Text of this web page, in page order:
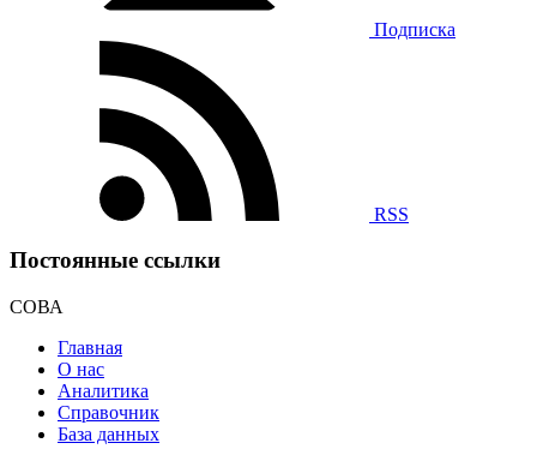
Подписка
RSS
Постоянные ссылки
СОВА
Главная
О нас
Аналитика
Справочник
База данных